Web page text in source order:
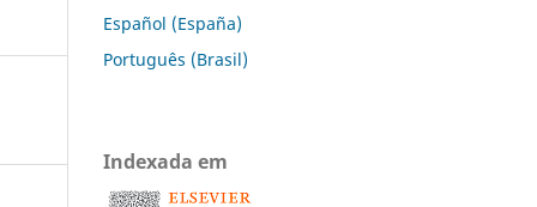
Español (España)
Português (Brasil)
Indexada em